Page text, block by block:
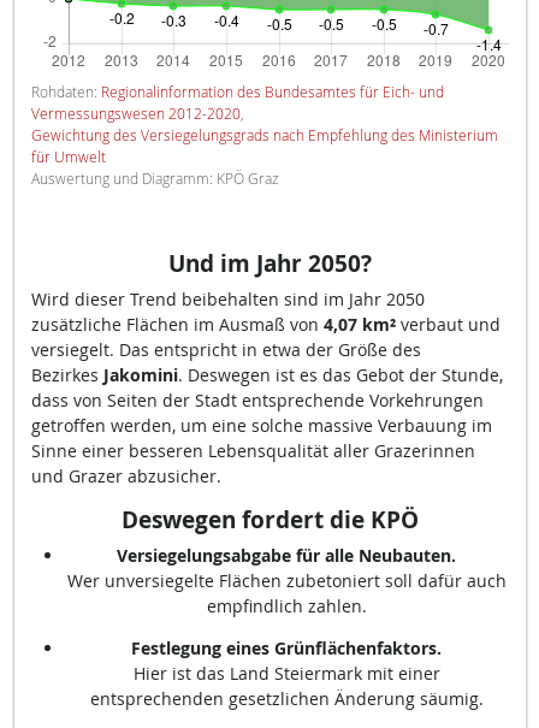
Rohdaten: Regionalinformation des Bundesamtes für Eich- und
Vermessungswesen 2012-2020,
Gewichtung des Versiegelungsgrads nach Empfehlung des Ministerium
für Umwelt
Auswertung und Diagramm: KPÖ Graz
Und im Jahr 2050?
Wird dieser Trend beibehalten sind im Jahr 2050
zusätzliche Flächen im Ausmaß von 4,07 km²verbaut und
versiegelt. Das entspricht in etwa der Größe des
Bezirkes Jakomini. Deswegen ist es das Gebot der Stunde,
dass von Seiten der Stadt entsprechende Vorkehrungen
getroffen werden, um eine solche massive Verbauung im
Sinne einer besseren Lebensqualität aller Grazerinnen
und Grazer abzusicher.
Deswegen fordert die KPÖ
Versiegelungsabgabe für alle Neubauten.
Wer unversiegelte Flächen zubetoniert soll dafür auch
empfindlich zahlen.
Festlegung eines Grünflächenfaktors.
Hier ist das Land Steiermark mit einer
entsprechenden gesetzlichen Änderung säumig.